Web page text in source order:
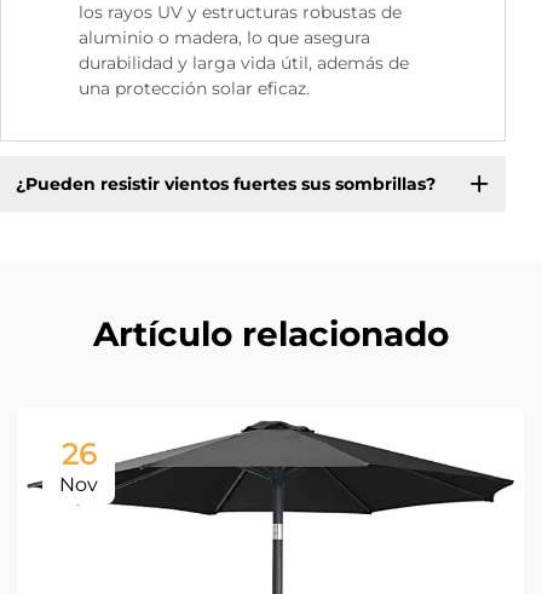
los rayos UV y estructuras robustas de
aluminio o madera, lo que asegura
durabilidad y larga vida útil, además de
una protección solar eficaz.
¿Pueden resistir vientos fuertes sus sombrillas?
Artículo relacionado
26
Nov